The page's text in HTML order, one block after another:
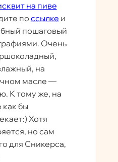
на пиве
по ссылке и
пошаговый
Очень
на
масле —
К тому же, на
как бы
Хотя
но сам
для Сникерса,